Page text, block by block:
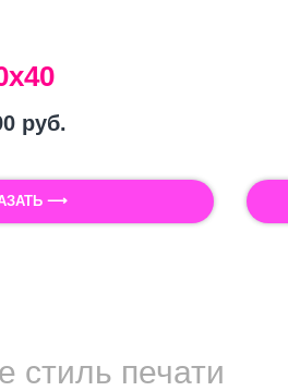
руб.
⟶
стиль печати